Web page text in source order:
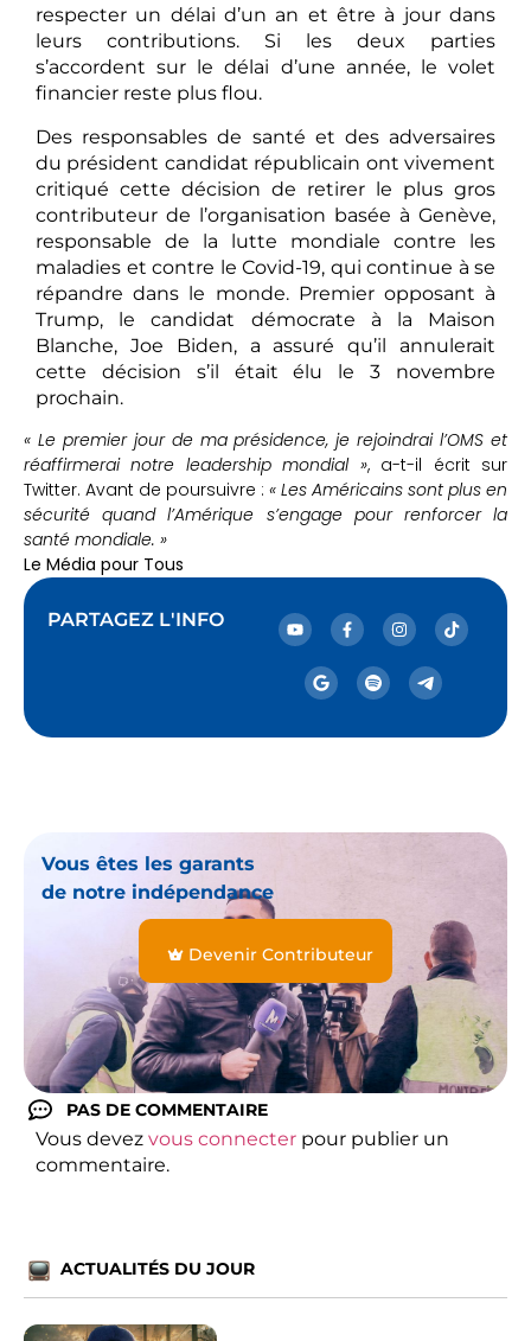
respecter un délai d’un an et être à jour dans
leurs contributions. Si les deux parties
s’accordent sur le délai d’une année, le volet
financier reste plus flou.
Des responsables de santé et des adversaires
du président candidat républicain ont vivement
critiqué cette décision de retirer le plus gros
contributeur de l’organisation basée à Genève,
responsable de la lutte mondiale contre les
maladies et contre le Covid-19, qui continue à se
répandre dans le monde. Premier opposant à
Trump, le candidat démocrate à la Maison
Blanche, Joe Biden, a assuré qu’il annulerait
cette décision s’il était élu le 3 novembre
prochain.
« Le premier jour de ma présidence, je rejoindrai l’OMS et
réaffirmerai notre leadership mondial », a-t-il écrit sur
Twitter. Avant de poursuivre : « Les Américains sont plus en
sécurité quand l’Amérique s’engage pour renforcer la
santé mondiale. »
Le Média pour Tous
PARTAGEZ L'INFO
Vous êtes les garants
de notre indépendance
Devenir Contributeur
PAS DE COMMENTAIRE
Vous devez vous connecter pour publier un
commentaire.
ACTUALITÉS DU JOUR